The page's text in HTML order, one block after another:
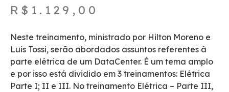
R$ 1.129,00
Neste treinamento, ministrado por Hilton Moreno e
Luis Tossi, serão abordados assuntos referentes à
parte elétrica de um DataCenter. É um tema amplo
e por isso está dividido em 3 treinamentos: Elétrica
Parte I; II e III. No treinamento Elétrica – Parte III,